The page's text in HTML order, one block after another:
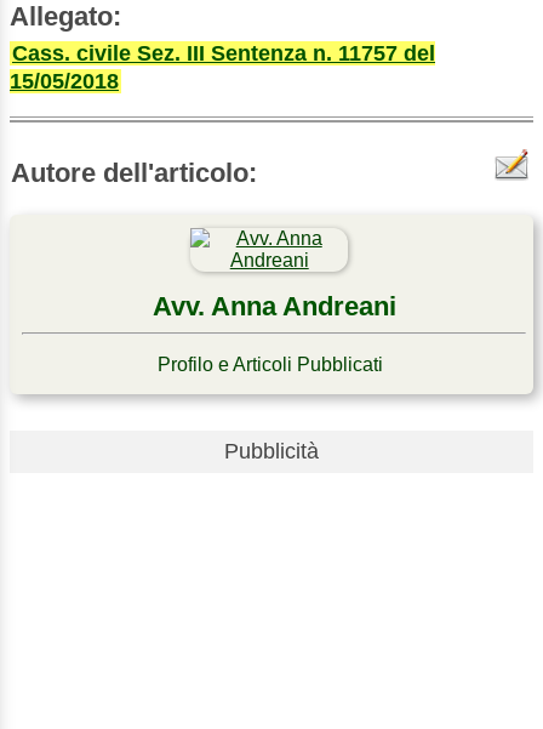
Allegato:
Cass. civile Sez. III Sentenza n. 11757 del
15/05/2018
Autore dell'articolo:
Avv. Anna Andreani
Profilo e Articoli Pubblicati
Pubblicità